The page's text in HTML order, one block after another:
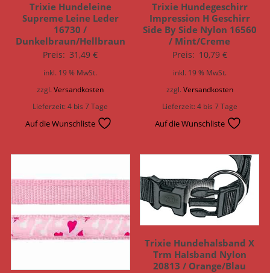
Trixie Hundeleine
Supreme Leine Leder
16730 /
Dunkelbraun/Hellbraun
Preis: 31,49€
inkl. 19 % MwSt.
zzgl.Versandkosten
Lieferzeit:4 bis 7 Tage
Auf die Wunschliste
Trixie Hundegeschirr
Impression H Geschirr
Side By Side Nylon 16560
/ Mint/Creme
Preis: 10,79 €
inkl. 19 % MwSt.
zzgl. Versandkosten
Lieferzeit:4 bis 7 Tage
Auf die Wunschliste
Trixie Hundehalsband X
Trm Halsband Nylon
20813 / Orange/Blau